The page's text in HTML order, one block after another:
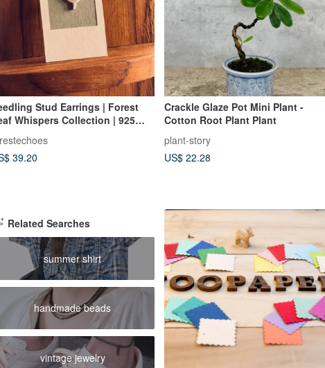
Stud Earrings | Forest
Whispers Collection | 925
Silver | Like a Little Heart
39.20
Crackle Glaze Pot Mini Plant -
Cotton Root Plant Plant
plant-story
US$ 22.28
Related Searches
summer shirt
handmade beads
vintage jewelry